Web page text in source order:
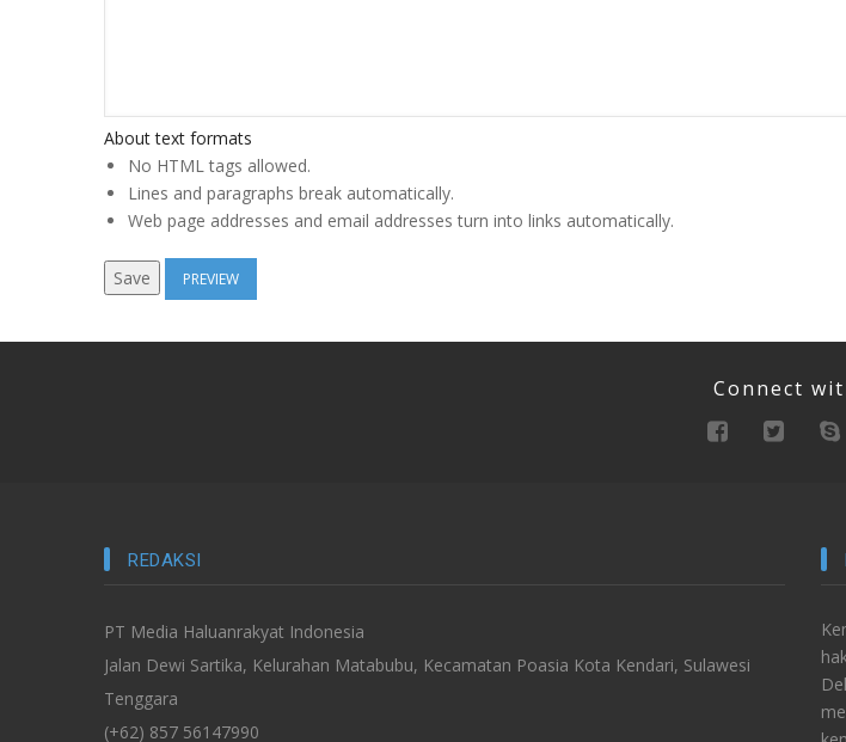
About text formats
No HTML tags allowed.
Lines and paragraphs break automatically.
Web page addresses and email addresses turn into links automatically.
Connect
REDAKSI
PT Media Haluanrakyat Indonesia
Jalan Dewi Sartika, Kelurahan Matabubu, Kecamatan Poasia Kota Kendari, Sulawesi
Tenggara
(+62) 857 56147990